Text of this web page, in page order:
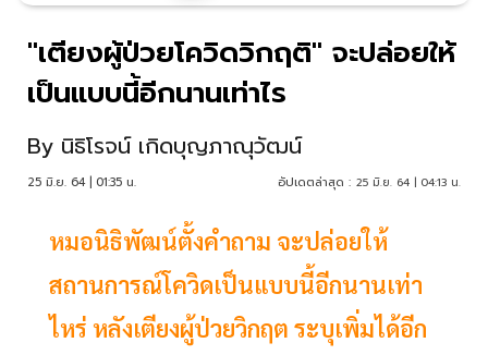
"เตียงผู้ป่วยโควิดวิกฤติ" จะปล่อยให้
เป็นแบบนี้อีกนานเท่าไร
By นิธิโรจน์ เกิดบุญภาณุวัฒน์
25 มิ.ย. 64 | 01:35 น. อัปเดตล่าสุด : 25 มิ.ย. 64 | 04:13 น.
หมอนิธิพัฒน์ตั้งคำถาม จะปล่อยให้
สถานการณ์โควิดเป็นแบบนี้อีกนานเท่า
ไหร่ หลังเตียงผู้ป่วยวิกฤต ระบุเพิ่มได้อีก